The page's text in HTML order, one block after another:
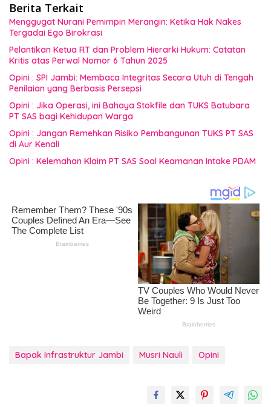
Berita Terkait
Menggugat Nurani Pemimpin Merangin: Ketika Hak Nakes
Tergadai Ego Birokrasi
Pelantikan Ketua RT dan Problem Hierarki Hukum: Catatan
Kritis atas Perwal Nomor 6 Tahun 2025
Opini : SPI Jambi: Membaca Integritas Secara Utuh di Tengah
Penilaian yang Berbasis Persepsi
Opini : Jika Operasi, ini Bahaya Stokfile dan TUKS Batubara
PT SAS bagi Kehidupan Warga
Opini : Jangan Remehkan Risiko Pembangunan TUKS PT SAS
di Aur Kenali
Opini : Kelemahan Klaim PT SAS Soal Keamanan Intake PDAM
Bapak Infrastruktur Jambi Musri Nauli Opini